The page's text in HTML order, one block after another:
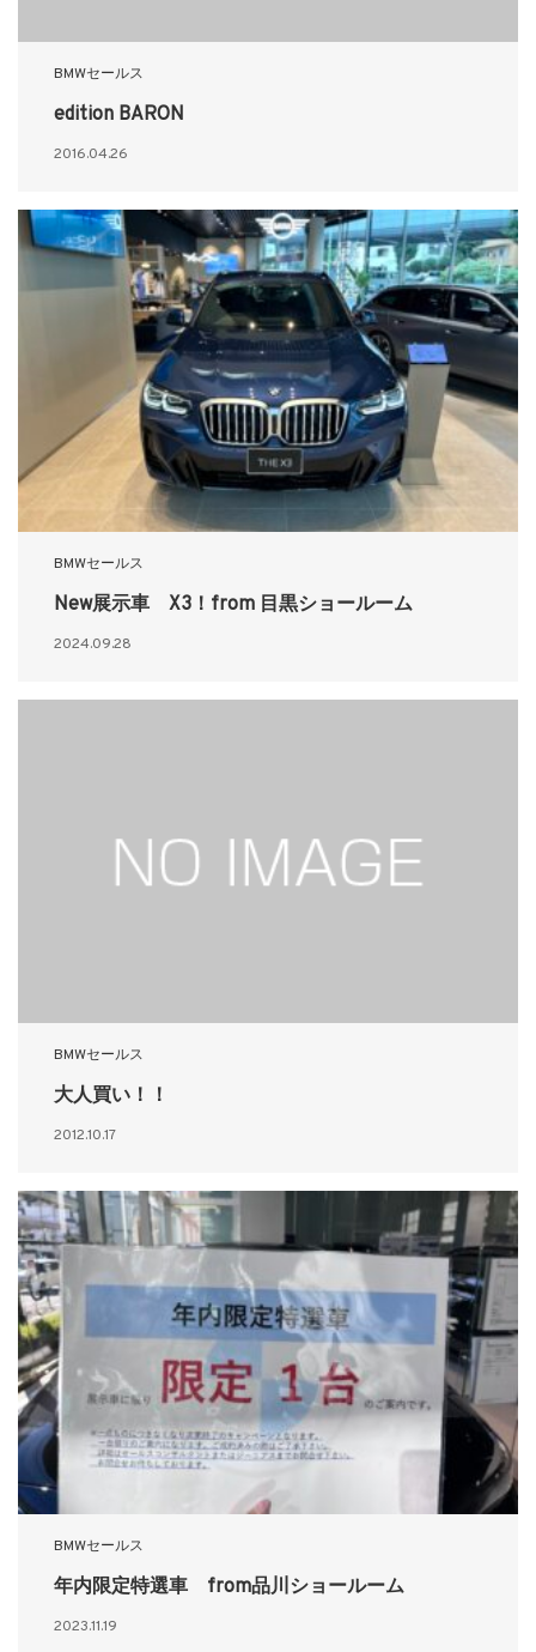
BMWセールス
edition BARON
2016.04.26
BMWセールス
New展示車 X3！from 目黒ショールーム
2024.09.28
BMWセールス
大人買い！！
2012.10.17
BMWセールス
年内限定特選車 from品川ショールーム
2023.11.19